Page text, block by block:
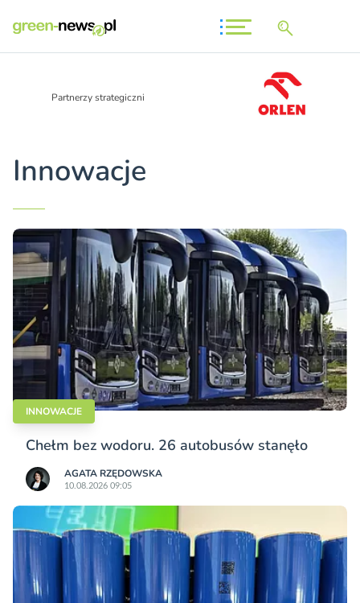
Partnerzy strategiczni
Innowacje
INNOWACJE
Chełm bez wodoru. 26 autobusów stanęło
AGATA RZĘDOWSKA
10.08.2026 09:05